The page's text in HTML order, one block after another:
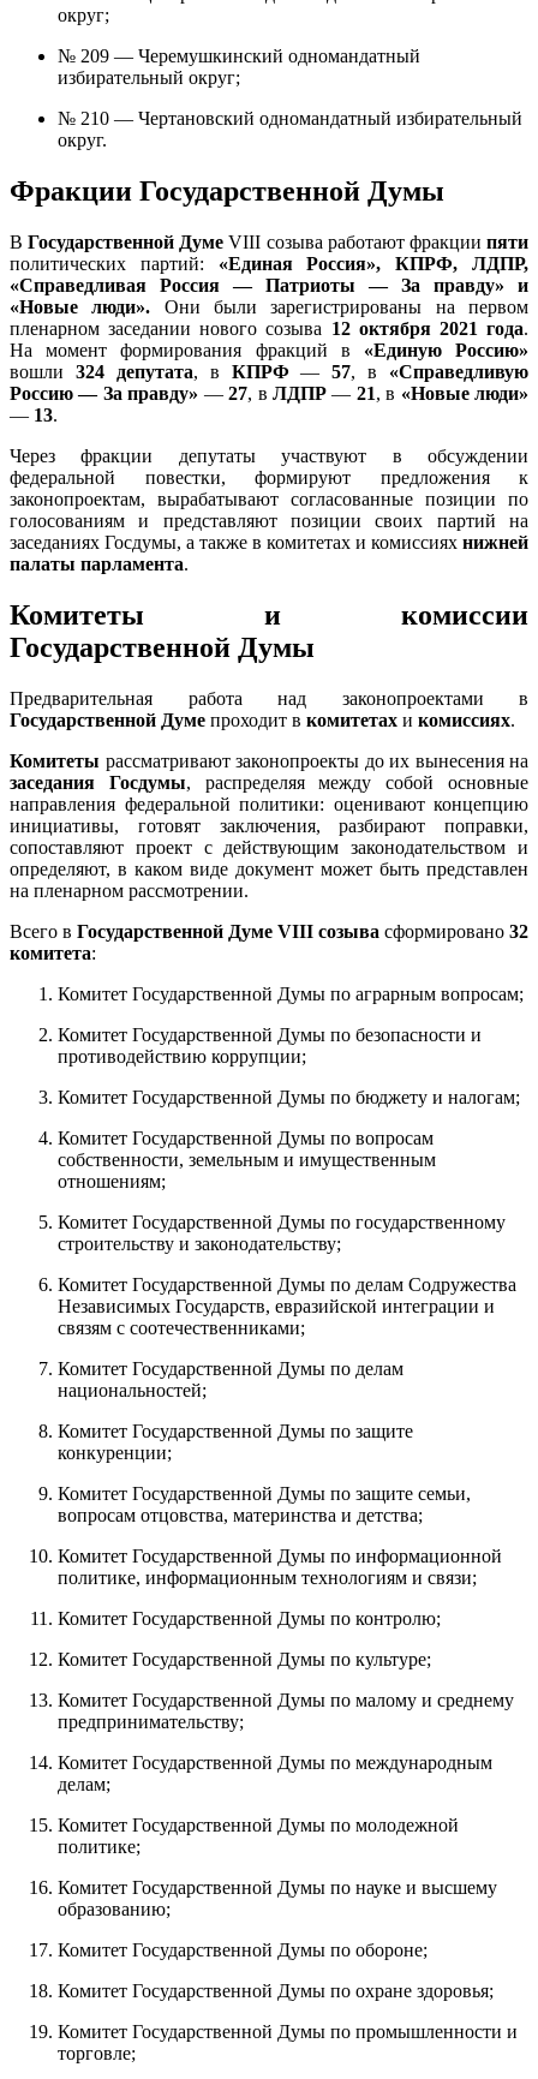
округ;
№ 209 — Черемушкинский одномандатный
избирательный округ;
№ 210 — Чертановский одномандатный избирательный
округ.
Фракции Государственной Думы
ВГосударственной Думе VIII созыва работают фракциипяти
политических партий: «Единая Россия», КПРФ, ЛДПР,
«Справедливая Россия — Патриоты — За правду» и
«Новые люди». Они были зарегистрированы на первом
пленарном заседании нового созыва 12 октября 2021 года.
На момент формирования фракций в «Единую Россию»
вошли 324 депутата, в КПРФ —57, в «Справедливую
Россию — За правду» —27, в ЛДПР— 21, в «Новые люди»
— 13.
Через фракции депутаты участвуют в обсуждении
федеральной повестки, формируют предложения к
законопроектам, вырабатывают согласованные позиции по
голосованиям и представляют позиции своих партий на
заседаниях Госдумы, а также в комитетах и комиссиях нижней
палаты парламента.
Комитеты и комиссии
Государственной Думы
Предварительная работа над законопроектами в
Государственной Думе проходит в комитетах и комиссиях.
Комитеты рассматривают законопроекты до их вынесения на
заседания Госдумы, распределяя между собой основные
направления федеральной политики: оценивают концепцию
инициативы, готовят заключения, разбирают поправки,
сопоставляют проект с действующим законодательством и
определяют, в каком виде документ может быть представлен
на пленарном рассмотрении.
Всего в Государственной Думе VIII созыва сформировано 32
комитета:
Комитет Государственной Думы по аграрным вопросам;
Комитет Государственной Думы по безопасности и
противодействию коррупции;
Комитет Государственной Думы по бюджету и налогам;
Комитет Государственной Думы по вопросам
собственности, земельным и имущественным
отношениям;
Комитет Государственной Думы по государственному
строительству и законодательству;
Комитет Государственной Думы по делам Содружества
Независимых Государств, евразийской интеграции и
связям с соотечественниками;
Комитет Государственной Думы по делам
национальностей;
Комитет Государственной Думы по защите
конкуренции;
Комитет Государственной Думы по защите семьи,
вопросам отцовства, материнства и детства;
Комитет Государственной Думы по информационной
политике, информационным технологиям и связи;
Комитет Государственной Думы по контролю;
Комитет Государственной Думы по культуре;
Комитет Государственной Думы по малому и среднему
предпринимательству;
Комитет Государственной Думы по международным
делам;
Комитет Государственной Думы по молодежной
политике;
Комитет Государственной Думы по науке и высшему
образованию;
Комитет Государственной Думы по обороне;
Комитет Государственной Думы по охране здоровья;
Комитет Государственной Думы по промышленности и
торговле;